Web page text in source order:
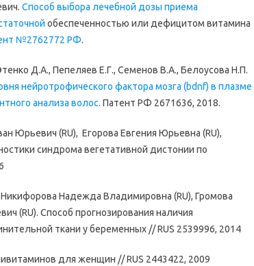
Способ выбора лечебной дозы приема
обеспеченностью или дефицитом витамина
№2762772 РФ.
Д.А., Пепеляев Е.Г., Семенов В.А., Белоусова Н.П.
нейротрофического фактора мозга (bdnf) в плазме
анализа волос. Патент РФ 2671636, 2018.
Юрьевич (RU), Егорова Евгения Юрьевна (RU),
синдрома вегетативной дистонии по
Надежда Владимировна (RU), Громова
(RU). Способ прогнозирования наличия
ткани у беременных // RUS 2539996, 2014
для женщин // RUS 2443422, 2009